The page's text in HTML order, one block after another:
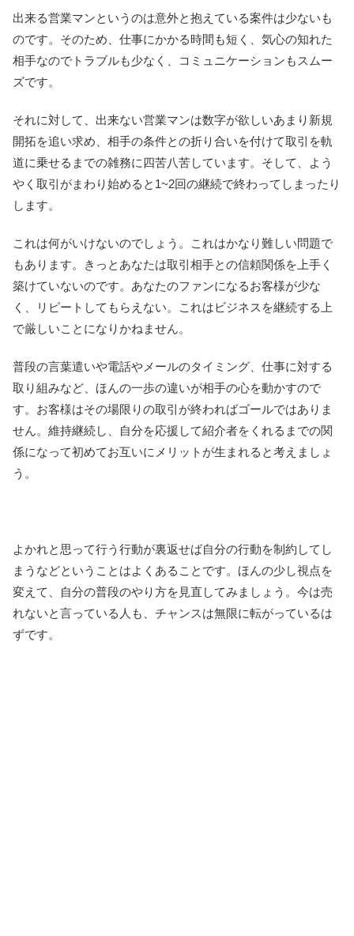
出来る営業マンというのは意外と抱えている案件は少ないも
のです。そのため、仕事にかかる時間も短く、気心の知れた
相手なのでトラブルも少なく、コミュニケーションもスムー
ズです。
それに対して、出来ない営業マンは数字が欲しいあまり新規
開拓を追い求め、相手の条件との折り合いを付けて取引を軌
道に乗せるまでの雑務に四苦八苦しています。そして、よう
やく取引がまわり始めると1~2回の継続で終わってしまったり
します。
これは何がいけないのでしょう。これはかなり難しい問題で
もあります。きっとあなたは取引相手との信頼関係を上手く
築けていないのです。あなたのファンになるお客様が少な
く、リピートしてもらえない。これはビジネスを継続する上
で厳しいことになりかねません。
普段の言葉遣いや電話やメールのタイミング、仕事に対する
取り組みなど、ほんの一歩の違いが相手の心を動かすので
す。お客様はその場限りの取引が終わればゴールではありま
せん。維持継続し、自分を応援して紹介者をくれるまでの関
係になって初めてお互いにメリットが生まれると考えましょ
う。
よかれと思って行う行動が裏返せば自分の行動を制約してし
まうなどということはよくあることです。ほんの少し視点を
変えて、自分の普段のやり方を見直してみましょう。今は売
れないと言っている人も、チャンスは無限に転がっているは
ずです。